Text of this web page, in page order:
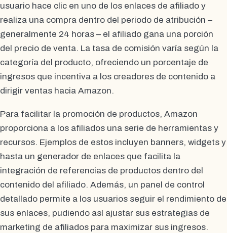
usuario hace clic en uno de los enlaces de afiliado y
realiza una compra dentro del periodo de atribución –
generalmente 24 horas – el afiliado gana una porción
del precio de venta. La tasa de comisión varía según la
categoría del producto, ofreciendo un porcentaje de
ingresos que incentiva a los creadores de contenido a
dirigir ventas hacia Amazon.
Para facilitar la promoción de productos, Amazon
proporciona a los afiliados una serie de herramientas y
recursos. Ejemplos de estos incluyen banners, widgets y
hasta un generador de enlaces que facilita la
integración de referencias de productos dentro del
contenido del afiliado. Además, un panel de control
detallado permite a los usuarios seguir el rendimiento de
sus enlaces, pudiendo así ajustar sus estrategias de
marketing de afiliados para maximizar sus ingresos.